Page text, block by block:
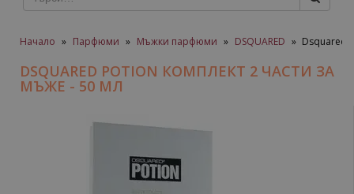
Начало » Парфюми » Мъжки парфюми » DSQUARED » Dsquared
DSQUARED POTION КОМПЛЕКТ 2 ЧАСТИ ЗА
МЪЖЕ - 50 МЛ